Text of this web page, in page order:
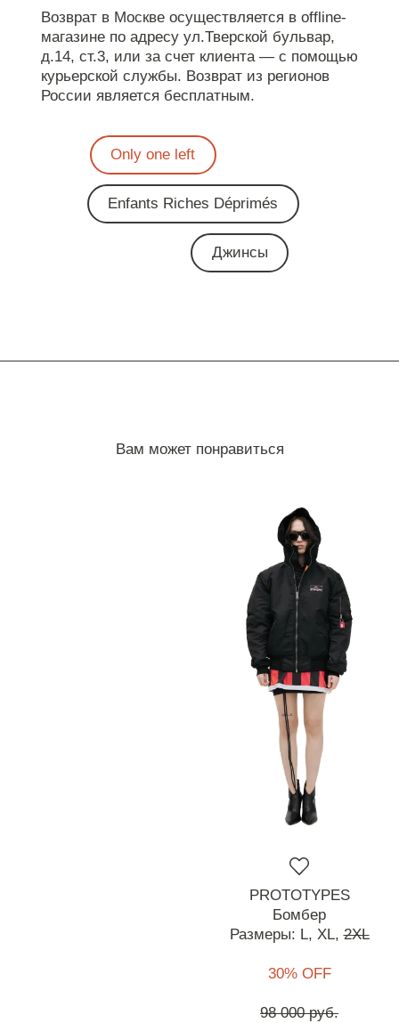
Возврат в Москве осуществляется в offline-
магазине по адресу ул.Тверской бульвар,
д.14, ст.3, или за счет клиента — с помощью
курьерской службы. Возврат из регионов
России является бесплатным.
Only one left
Enfants Riches Déprimés
Джинсы
Вам может понравиться
PROTOTYPES
Бомбер
Размеры: L, XL, 2XL
30% OFF
98 000 руб.